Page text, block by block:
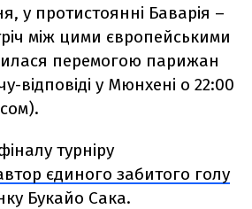
у протистоянні Баварія –
між цими європейськими
перемогою парижан
відповіді у Мюнхені о 22:00
турніру
єдиного забитого голу
Букайо Сака.